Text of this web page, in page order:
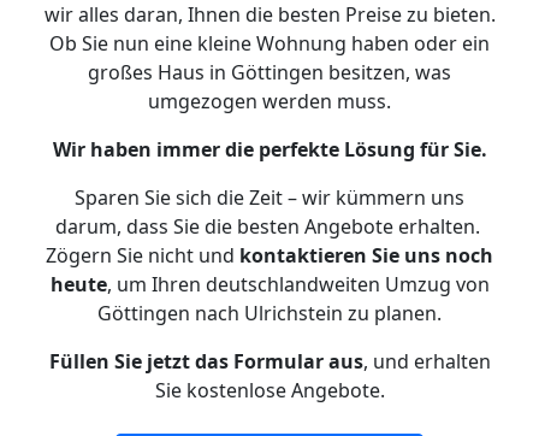
wir alles daran, Ihnen die besten Preise zu bieten.
Ob Sie nun eine kleine Wohnung haben oder ein
großes Haus in Göttingen besitzen, was
umgezogen werden muss.
Wir haben immer die perfekte Lösung für Sie.
Sparen Sie sich die Zeit – wir kümmern uns
darum, dass Sie die besten Angebote erhalten.
Zögern Sie nicht und kontaktieren Sie uns noch
heute, um Ihren deutschlandweiten Umzug von
Göttingen nach Ulrichstein zu planen.
Füllen Sie jetzt das Formular aus, und erhalten
Sie kostenlose Angebote.